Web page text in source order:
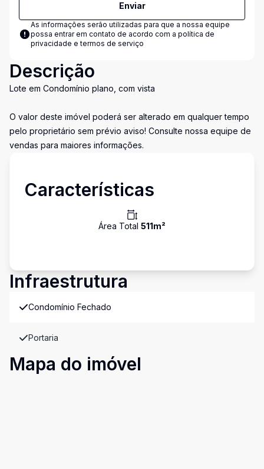
Enviar
As informações serão utilizadas para que a nossa equipe
possa entrar em contato de acordo com a política de
privacidade e termos de serviço
Descrição
Lote em Condomínio plano, com vista
O valor deste imóvel poderá ser alterado em qualquer tempo
pelo proprietário sem prévio aviso! Consulte nossa equipe de
vendas para maiores informações.
Características
Área Total 511m²
Infraestrutura
Condomínio Fechado
Portaria
Mapa do imóvel